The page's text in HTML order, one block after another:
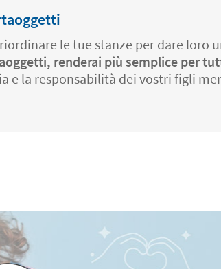
le tue stanze per dare loro
renderai più semplice per
la responsabilità dei vostri figli